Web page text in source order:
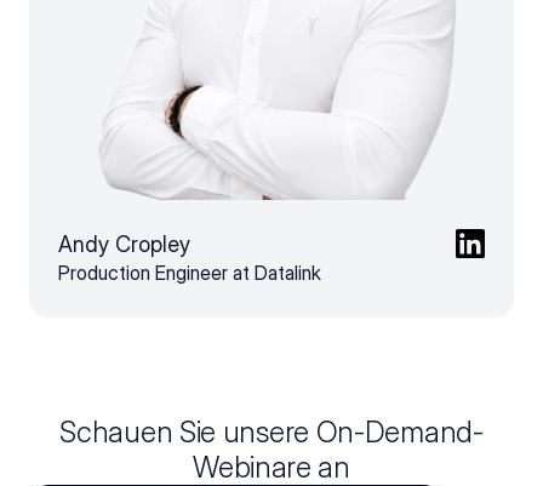
Andy Cropley
Production Engineer at Datalink
Schauen Sie unsere On-Demand-
Webinare an